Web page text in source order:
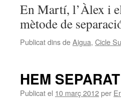
En Martí, l’Àlex i
mètode de
Publicat dins deAigua, Cicle
HEM
Publicat el 10 març 2012per